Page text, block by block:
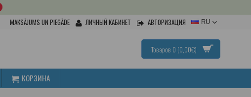
MAKSĀJUMS UN PIEGĀDE ЛИЧНЫЙ КАБИНЕТ АВТОРИЗАЦИЯ RU
Товаров 0 (0,00€)
КОРЗИНА